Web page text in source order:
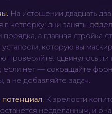
. На истощении двадцать
в четвёрку: дни заняты
а главная стройка
которую вы
проверяйте: сдвинулось ли
если нет — сокращайте
а не добавляйте задач.
потенциал. К зрелости
несделанным, и